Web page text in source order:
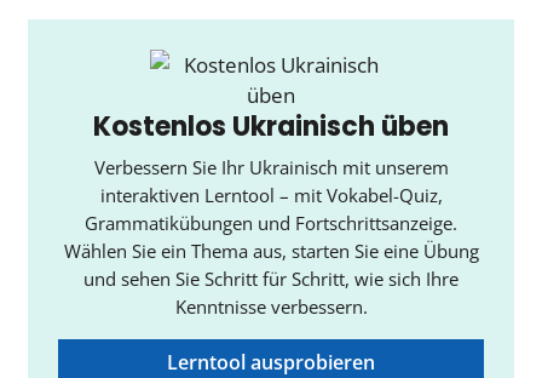
Kostenlos Ukrainisch üben
Verbessern Sie Ihr Ukrainisch mit unserem
interaktiven Lerntool – mit Vokabel-Quiz,
Grammatikübungen und Fortschrittsanzeige.
Wählen Sie ein Thema aus, starten Sie eine Übung
und sehen Sie Schritt für Schritt, wie sich Ihre
Kenntnisse verbessern.
Lerntool ausprobieren